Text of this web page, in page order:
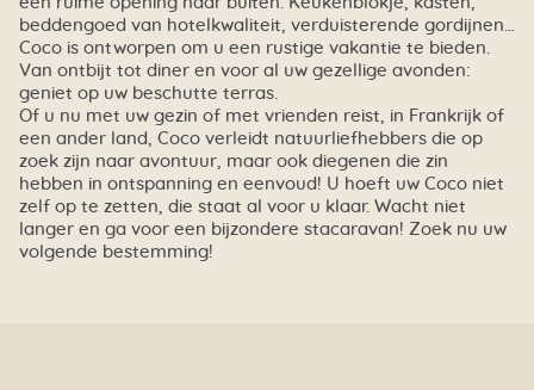
beddengoed van hotelkwaliteit, verduisterende gordijnen…
Coco is ontworpen om u een rustige vakantie te bieden.
Van ontbijt tot diner en voor al uw gezellige avonden:
geniet op uw beschutte terras.
Of u nu met uw gezin of met vrienden reist, in Frankrijk of
een ander land, Coco verleidt natuurliefhebbers die op
zoek zijn naar avontuur, maar ook diegenen die zin
hebben in ontspanning en eenvoud! U hoeft uw Coco niet
zelf op te zetten, die staat al voor u klaar. Wacht niet
langer en ga voor een bijzondere stacaravan! Zoek nu uw
volgende bestemming!